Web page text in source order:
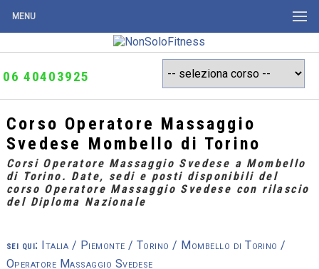
06 40403925
Corso Operatore Massaggio
Svedese Mombello di Torino
Corsi Operatore Massaggio Svedese a Mombello
di Torino. Date, sedi e posti disponibili del
corso Operatore Massaggio Svedese con rilascio
del Diploma Nazionale
sei qui: Italia / Piemonte / Torino/ Mombello di Torino/
Operatore Massaggio Svedese
MENU